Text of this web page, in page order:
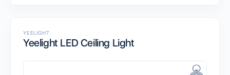
YEELIGHT
Yeelight LED Ceiling Light